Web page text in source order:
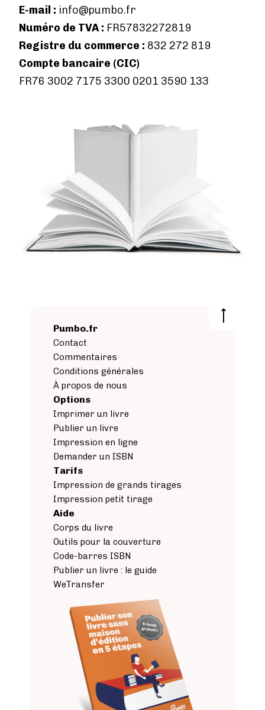
E-mail : info@pumbo.fr
Numéro de TVA : FR57832272819
Registre du commerce : 832 272 819
Compte bancaire (CIC)
FR76 3002 7175 3300 0201 3590 133
Pumbo.fr
Contact
Commentaires
Conditions générales
À propos de nous
Options
Imprimer un livre
Publier un livre
Impression en ligne
Demander un ISBN
Tarifs
Impression de grands tirages
Impression petit tirage
Aide
Corps du livre
Outils pour la couverture
Code-barres ISBN
Publier un livre : le guide
WeTransfer